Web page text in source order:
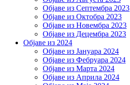
Објаве из Септембра 2023
Објаве из Октобра 2023
Објаве из Новембра 2023
Објаве из Децембра 2023
Објаве из 2024
Објаве из Јануара 2024
Објаве из Фебруара 2024
Објаве из Марта 2024
Објаве из Априла 2024